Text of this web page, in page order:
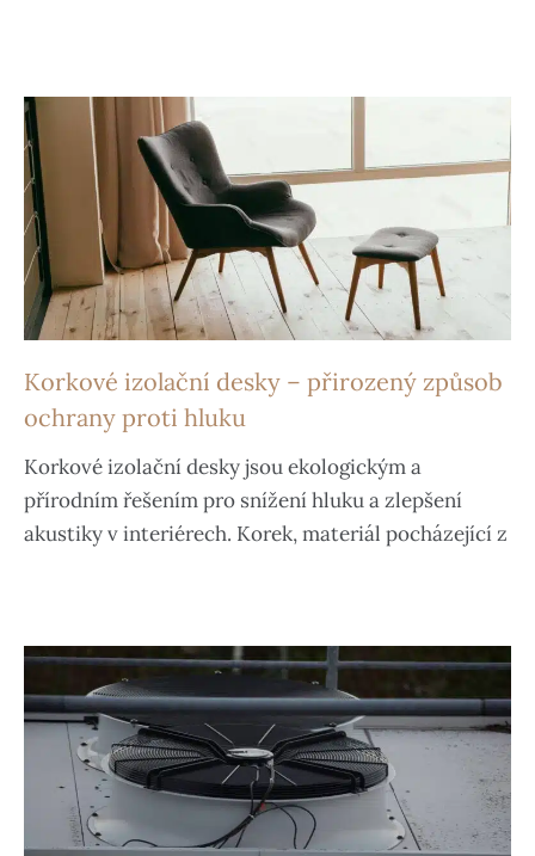
Korkové izolační desky – přirozený způsob
ochrany proti hluku
Korkové izolační desky jsou ekologickým a
přírodním řešením pro snížení hluku a zlepšení
akustiky v interiérech. Korek, materiál pocházející z